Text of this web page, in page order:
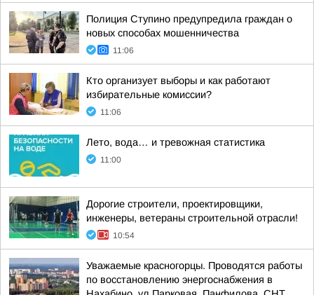
Полиция Ступино предупредила граждан о
новых способах мошенничества
11:06
Кто организует выборы и как работают
избирательные комиссии?
11:06
Лето, вода… и тревожная статистика
11:00
Дорогие строители, проектировщики,
инженеры, ветераны строительной отрасли!
10:54
Уважаемые красногорцы. Проводятся работы
по восстановлению энергоснабжения в